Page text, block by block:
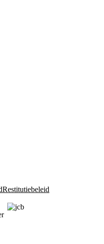
Restitutiebeleid